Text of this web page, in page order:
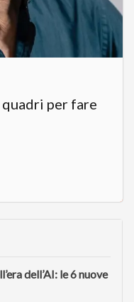
quadri per fare
dell’AI: le 6 nuove